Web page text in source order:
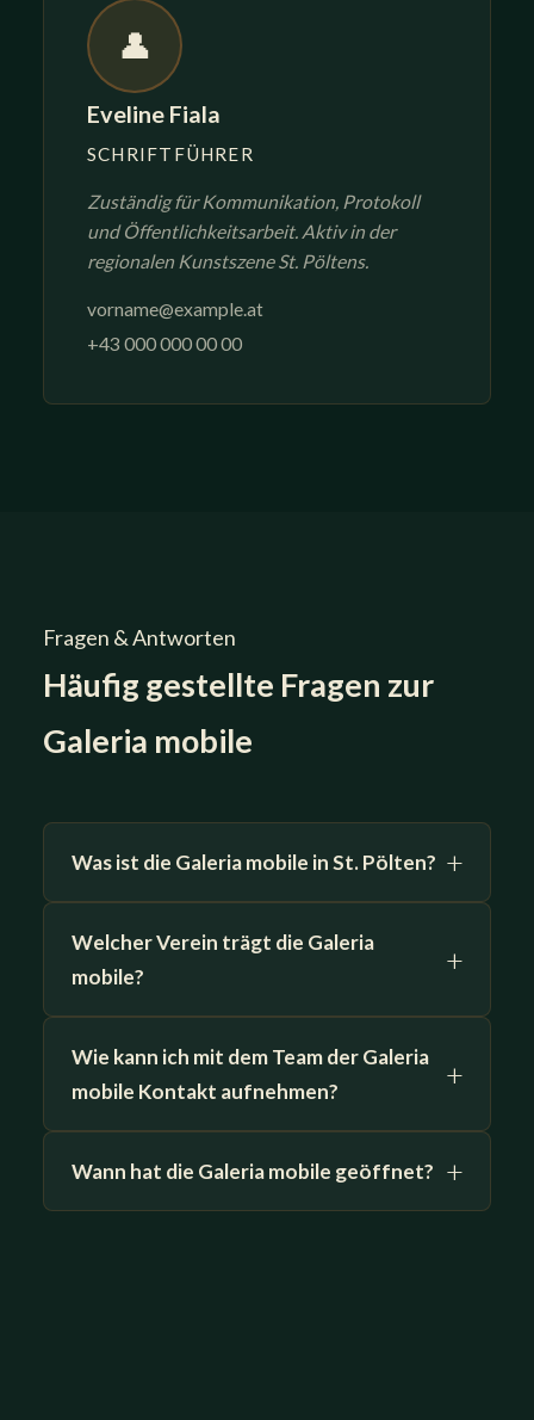
👤
Eveline Fiala
SCHRIFTFÜHRER
Zuständig für Kommunikation, Protokoll
und Öffentlichkeitsarbeit. Aktiv in der
regionalen Kunstszene St. Pöltens.
vorname@example.at
+43 000 000 00 00
Fragen & Antworten
Häufig gestellte Fragen zur
Galeria mobile
Was ist die Galeria mobile in St. Pölten?
Welcher Verein trägt die Galeria
mobile?
Wie kann ich mit dem Team der Galeria
mobile Kontakt aufnehmen?
Wann hat die Galeria mobile geöffnet?